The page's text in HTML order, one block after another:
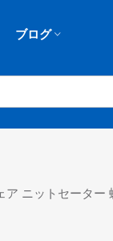
ブログ
ニットセータ